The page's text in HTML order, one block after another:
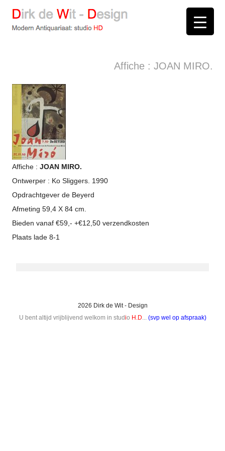
Dirk de Wit - Design
Modern Antiquariaat: studio HD
Affiche : JOAN MIRO.
Affiche : JOAN MIRO.
Ontwerper : Ko Sliggers. 1990
Opdrachtgever de Beyerd
Afmeting 59,4 X 84 cm.
Bieden vanaf €59,- +€12,50 verzendkosten
Plaats lade 8-1
2026 Dirk de Wit - Design
U bent altijd vrijblijvend welkom in studio H.D... (svp wel op afspraak)